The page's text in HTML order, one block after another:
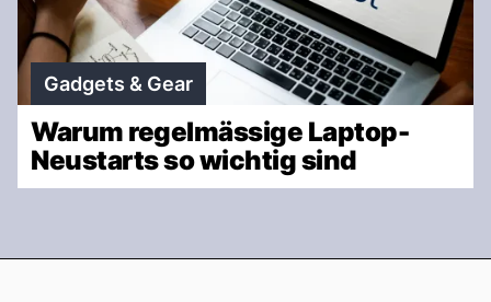
Gadgets & Gear
Warum regelmässige Laptop-
Neustarts so wichtig sind